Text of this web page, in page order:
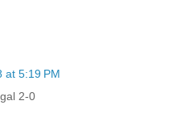
at 5:19 PM
2-0